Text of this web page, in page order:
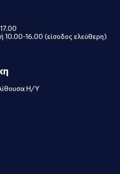
10.00-16.00 (είσοδος ελεύθερη)
Η/Υ